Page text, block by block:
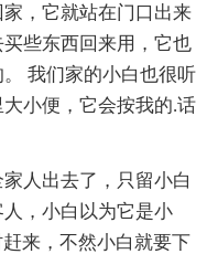
，它就站在门口出来
些东西回来用，它也
我们家的小白也很听
小便，它会按我的.话
人出去了，只留小白
，小白以为它是小
来，不然小白就要下